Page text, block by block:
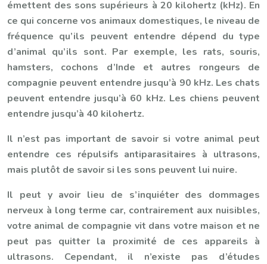
émettent des sons supérieurs à 20 kilohertz (kHz). En
ce qui concerne vos animaux domestiques, le niveau de
fréquence qu’ils peuvent entendre dépend du type
d’animal qu’ils sont. Par exemple, les rats, souris,
hamsters, cochons d’Inde et autres rongeurs de
compagnie peuvent entendre jusqu’à 90 kHz. Les chats
peuvent entendre jusqu’à 60 kHz. Les chiens peuvent
entendre jusqu’à 40 kilohertz.
Il n’est pas important de savoir si votre animal peut
entendre ces répulsifs antiparasitaires à ultrasons,
mais plutôt de savoir si les sons peuvent lui nuire.
Il peut y avoir lieu de s’inquiéter des dommages
nerveux à long terme car, contrairement aux nuisibles,
votre animal de compagnie vit dans votre maison et ne
peut pas quitter la proximité de ces appareils à
ultrasons. Cependant, il n’existe pas d’études